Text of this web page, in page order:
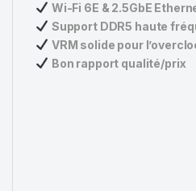
Wi-Fi 6E & 2.5GbE
Support DDR5 haute
VRM solide pour
Bon rapport qualité/prix